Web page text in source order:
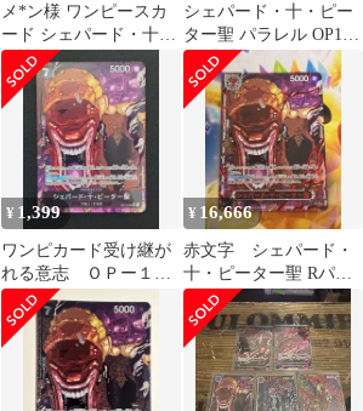
メ*ン様 ワンピースカ
ード シェパード・十・
ピーター聖 Rパラレル
受け継がれる
シェパード・十・ピー
ター聖 パラレル OP13-
084
¥ 1,399
ワンピカード受け継が
れる意志 ＯＰー１３
ＲーＰ０８４シェパー
ド・十・ピーター聖
¥ 16,666
赤文字 シェパード・
十・ピーター聖 Rパラ
レル OP13-084 赤箔パ
ラレル